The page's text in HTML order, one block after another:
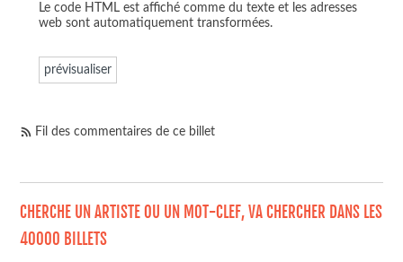
Le code HTML est affiché comme du texte et les adresses
web sont automatiquement transformées.
Fil des commentaires de ce billet
CHERCHE UN ARTISTE OU UN MOT-CLEF, VA CHERCHER DANS LES
40000 BILLETS